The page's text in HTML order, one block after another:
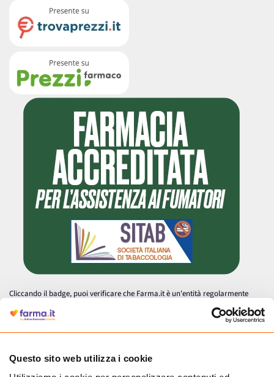
Questo sito web utilizza i cookie
Cliccando il badge, puoi verificare che Farma.it è un'entità regolarmente
autorizzata dal Ministero della Salute a effettuare la vendita online di
medicinali.